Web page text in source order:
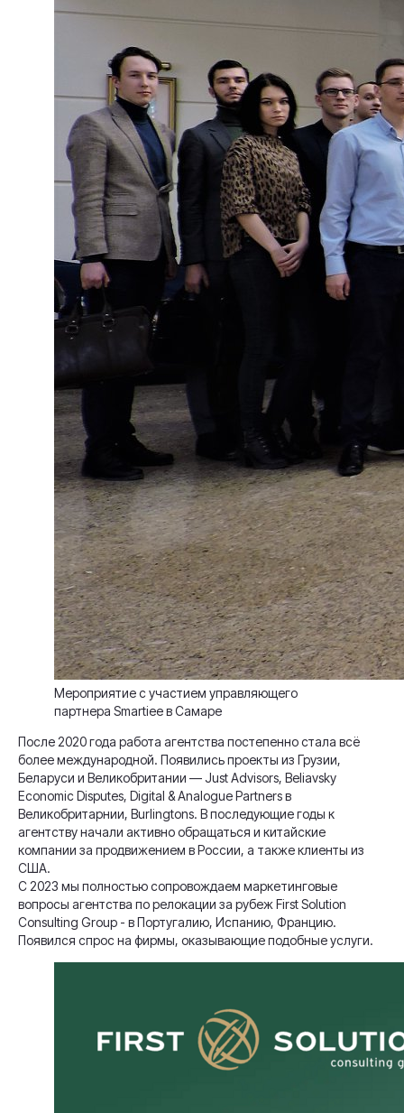
Мероприятие с участием управляющего
партнера Smartiee в Самаре
После 2020 года работа агентства постепенно стала всё
более международной. Появились проекты из Грузии,
Беларуси и Великобритании — Just Advisors, Beliavsky
Economic Disputes, Digital & Analogue Partners в
Великобритарнии, Burlingtons. В последующие годы к
агентству начали активно обращаться и китайские
компании за продвижением в России, а также клиенты из
США.
С 2023 мы полностью сопровождаем маркетинговые
вопросы агентства по релокации за рубеж First Solution
Consulting Group - в Португалию, Испанию, Францию.
Появился спрос на фирмы, оказывающие подобные услуги.